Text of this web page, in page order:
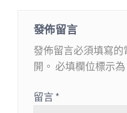
發佈留言
發佈留言必須填寫
開。 必填欄位標示為
留言*